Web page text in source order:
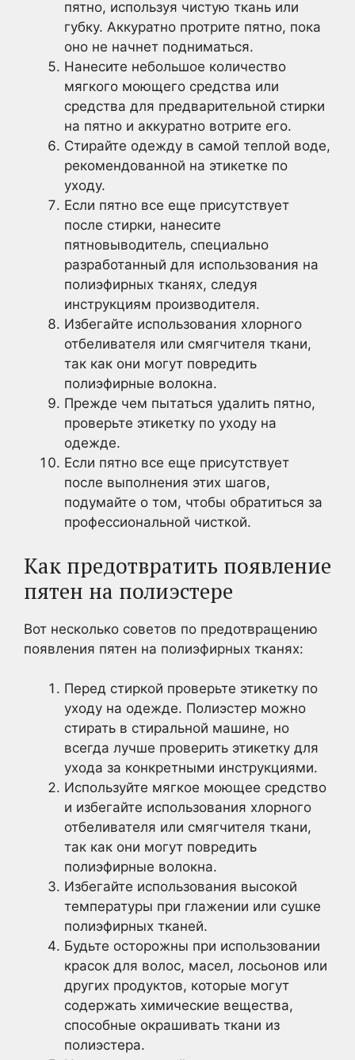
пятно, используя чистую ткань или
губку. Аккуратно протрите пятно, пока
оно не начнет подниматься.
Нанесите небольшое количество
мягкого моющего средства или
средства для предварительной стирки
на пятно и аккуратно вотрите его.
Стирайте одежду в самой теплой воде,
рекомендованной на этикетке по
уходу.
Если пятно все еще присутствует
после стирки, нанесите
пятновыводитель, специально
разработанный для использования на
полиэфирных тканях, следуя
инструкциям производителя.
Избегайте использования хлорного
отбеливателя или смягчителя ткани,
так как они могут повредить
полиэфирные волокна.
Прежде чем пытаться удалить пятно,
проверьте этикетку по уходу на
одежде.
Если пятно все еще присутствует
после выполнения этих шагов,
подумайте о том, чтобы обратиться за
профессиональной чисткой.
Как предотвратить появление
пятен на полиэстере
Вот несколько советов по предотвращению
появления пятен на полиэфирных тканях:
Перед стиркой проверьте этикетку по
уходу на одежде. Полиэстер можно
стирать в стиральной машине, но
всегда лучше проверить этикетку для
ухода за конкретными инструкциями.
Используйте мягкое моющее средство
и избегайте использования хлорного
отбеливателя или смягчителя ткани,
так как они могут повредить
полиэфирные волокна.
Избегайте использования высокой
температуры при глажении или сушке
полиэфирных тканей.
Будьте осторожны при использовании
красок для волос, масел, лосьонов или
других продуктов, которые могут
содержать химические вещества,
способные окрашивать ткани из
полиэстера.